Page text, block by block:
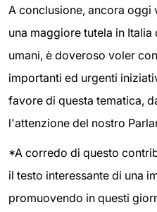
A conclusione, ancora oggi
una maggiore tutela in
umani, è doveroso voler
importanti ed urgenti
favore di questa tematica,
l'attenzione del nostro
*A corredo di questo
il testo interessante di una
promuovendo in questi